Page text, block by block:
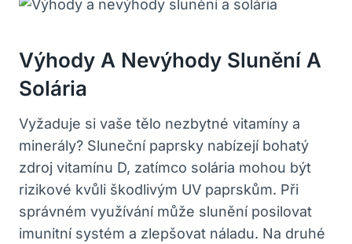
Výhody A Nevýhody Slunění A
Solária
Vyžaduje si vaše tělo nezbytné vitamíny a
minerály? Sluneční paprsky nabízejí bohatý
zdroj vitamínu D, zatímco solária mohou být
rizikové kvůli škodlivým UV paprskům. Při
správném využívání může slunění posilovat
imunitní systém a zlepšovat náladu. Na druhé